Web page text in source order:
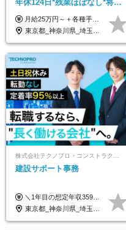
年休124日*残業ほぼなし*将来
活かせる専門スキル
月給25万円～＋各種手当（家族、資格、住宅など） ★ご経験をお持ちの方は前職給与保証！ ※試用期間は6ヶ月 ※上記には固定残業代（33,784円～／20時間分）を含みます。超過分は追加支給致します。 ※経験・スキル・能力を考慮して決定します。ご経験者の方の経験フェーズは不問です。 ＜各種手当＞ 住宅手当／家族手当／資格手当／特別手当など
東京都_神奈川県_埼玉県_千葉県
株式会社テクノプロ・コンストラクション
建設サポート事務
＼1年目の想定年収359万円～407万円／ 下記(1)～(3)のいずれかを、ご希望や適性を考慮したうえで決定します。 (1)月給23万1,000円＋賞与年2回（計2ヶ月分） (2)月給26万5,000円＋賞与なし （一律支給の業績手当6万6,200円を含む） (3)月給29万5,675円＋賞与なし （一律支給の業績手当6万6,200円＋固定残業手当15時間分／3万675円を含む※超過分は別途支給） ▼(3)の場合の入社時研修中の給与 月給26万5,000円＋賞与なし （一律支給の業績手当6万6,200円を含む） ※試用期間は2ヶ月間です。 期間中の給与・待遇に変更はありません。
東京都_神奈川県_埼玉県_千葉県_大阪府_愛知県_北海道_青森県_岩手県_宮城県_秋田県_山形県_福島県_茨城県_栃木県_群馬県_新潟県_山梨県_長野県_富山県_石川県_福井県_静岡県_岐阜県_三重県_兵庫県_京都府_滋賀県_奈良県_和歌山県_広島県_岡山県_鳥取県_島根県_山口県_徳島県_香川県_愛媛県_高知県_福岡県_熊本県_佐賀県_長崎県_大分県_宮崎県_鹿児島県_沖縄県